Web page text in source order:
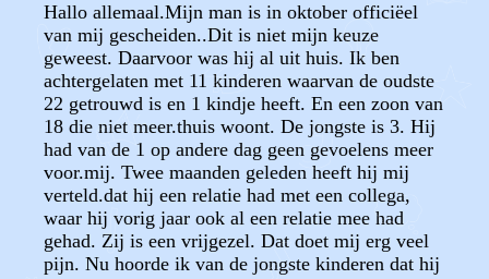
Hallo allemaal.Mijn man is in oktober officiëel
van mij gescheiden..Dit is niet mijn keuze
geweest. Daarvoor was hij al uit huis. Ik ben
achtergelaten met 11 kinderen waarvan de oudste
22 getrouwd is en 1 kindje heeft. En een zoon van
18 die niet meer.thuis woont. De jongste is 3. Hij
had van de 1 op andere dag geen gevoelens meer
voor.mij. Twee maanden geleden heeft hij mij
verteld.dat hij een relatie had met een collega,
waar hij vorig jaar ook al een relatie mee had
gehad. Zij is een vrijgezel. Dat doet mij erg veel
pijn. Nu hoorde ik van de jongste kinderen dat hij